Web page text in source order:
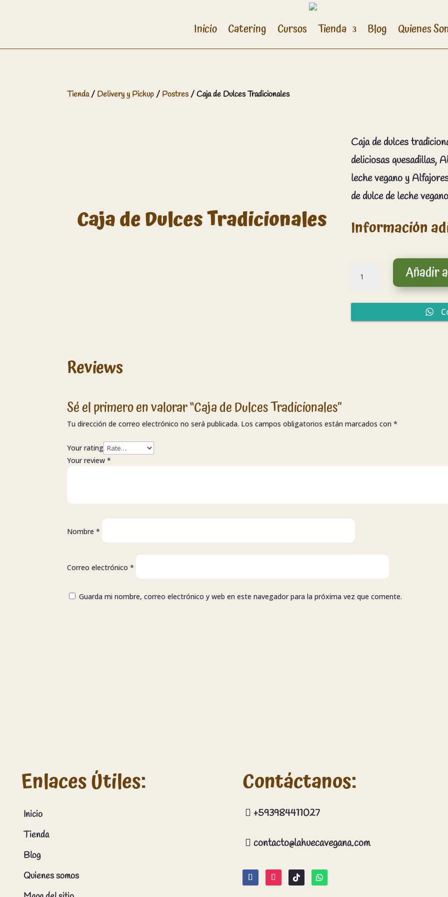
Inicio Catering Cursos Tienda Blog Quienes
Tienda/ Delivery y Pickup / Postres/ Caja de Dulces Tradicionales
Caja de Dulces Tradicionales
Caja de dulces
deliciosas quesadillas,
leche vegano y
de dulce de leche
Información
cantidad
Añadir
Reviews
Sé el primero en valorar “Caja de Dulces Tradicionales”
Tu dirección de correo electrónico no será publicada. Los campos obligatorios están marcados con*
Your rating
Your review*
Nombre*
Correo electrónico*
Guarda mi nombre, correo electrónico y web en este navegador para la próxima vez que comente.
Enlaces Útiles:
Inicio
Tienda
Blog
Quienes somos
Contáctanos:
 +593984411027
 contacto@lahuecavegana.com